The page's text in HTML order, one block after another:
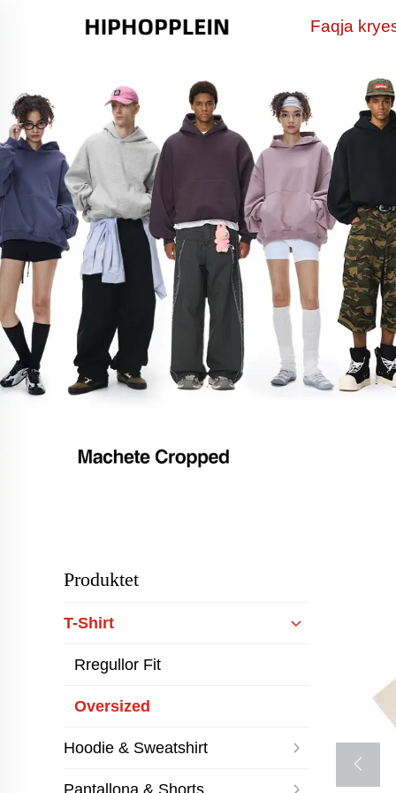
Faqja
Produktet
T-Shirt
Rregullor Fit
Oversized
Hoodie & Sweatshirt
Pantallona & Shorts